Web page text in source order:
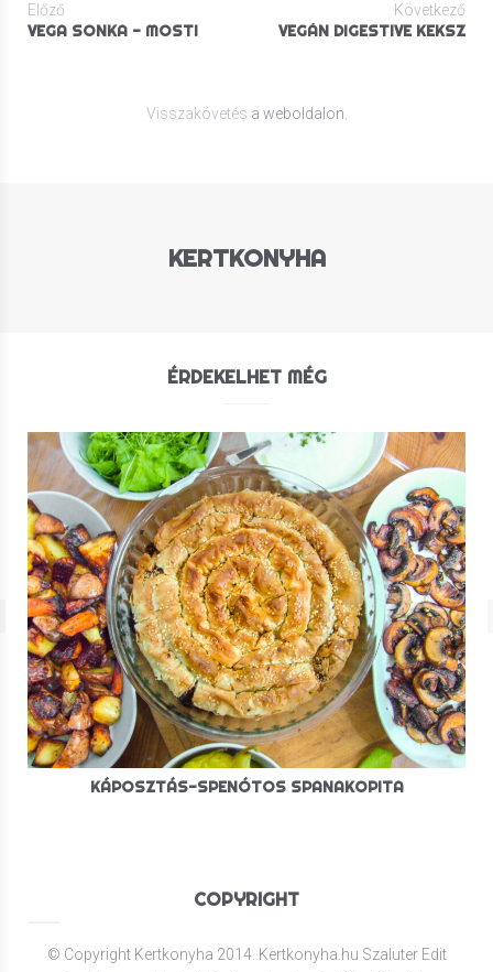
Előző
VEGA SONKA - MOST!
Következő
VEGÁN DIGESTIVE KEKSZ
Visszakövetés a weboldalon.
KERTKONYHA
ÉRDEKELHET MÉG
KÁPOSZTÁS-SPENÓTOS SPANAKOPITA
COPYRIGHT
© Copyright Kertkonyha 2014. Kertkonyha.hu Szaluter Edit